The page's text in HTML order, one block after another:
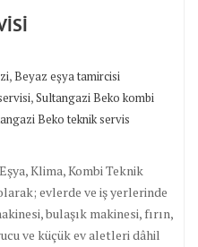
,Beyaz eşya tamircisi
,Sultangazi Beko kombi
Beko teknik servis
Klima, Kombi Teknik
evlerde ve iş yerlerinde
bulaşık makinesi, fırın,
ve küçük ev aletleri dâhil